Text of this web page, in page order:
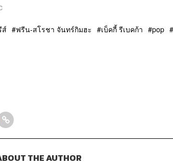
ส์ ฟรีน-สโรชา จันทร์กิมฮะ เบ็คกี้ รีเบคก้า pop
THE AUTHOR